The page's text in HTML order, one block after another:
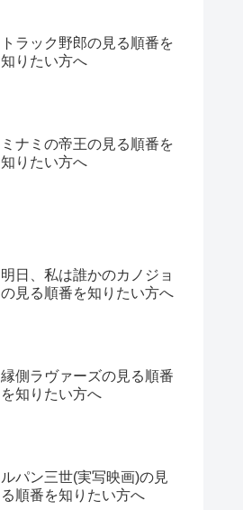
トラック野郎の見る順番を
知りたい方へ
ミナミの帝王の見る順番を
知りたい方へ
明日、私は誰かのカノジョ
の見る順番を知りたい方へ
縁側ラヴァーズの見る順番
を知りたい方へ
ルパン三世(実写映画)の見
る順番を知りたい方へ